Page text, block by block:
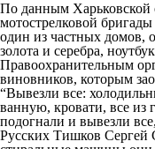
По данным Харьковской
мотострелковой
один из частных домов,
золота и серебра,
Правоохранительным
виновников, которым
“Вывезли все:
ванную, кровати, все из
подогнали и вывезли
Русских Тишков